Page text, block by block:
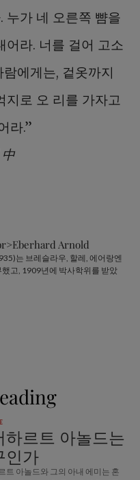
누가 네 오른쪽 뺨을
어라. 너를 걸어 고소
에게는, 겉옷까지
지로 오 리를 가자고
라.”
Arnold
는 브레슬라우, 할레, 에어랑엔
고, 1909년에 박사학위를 받았
하르트 아놀드는
인가
트 아놀드와 그의 아내 에미는 혼